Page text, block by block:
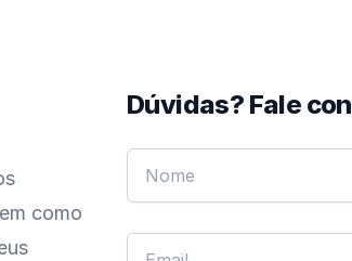
como
Dúvidas? Fale